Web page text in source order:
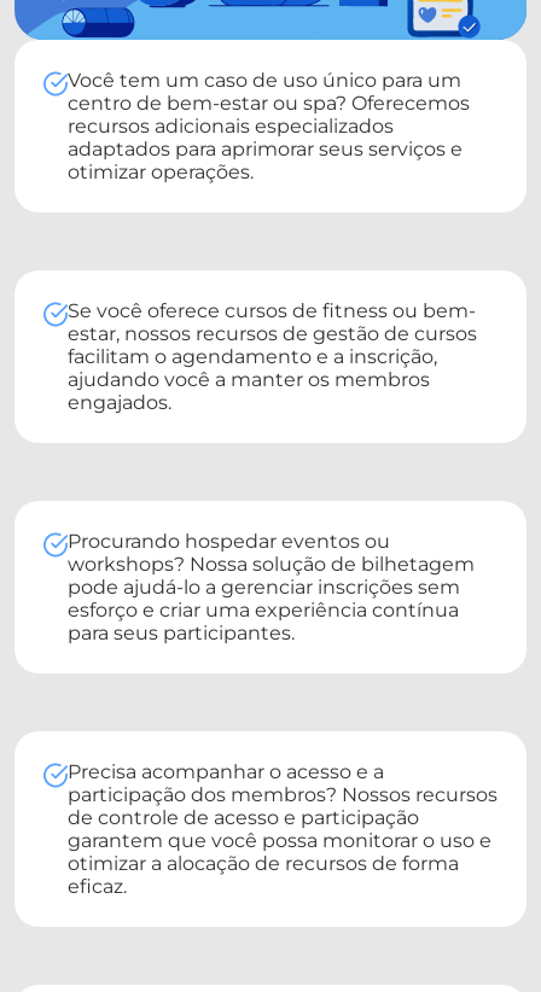
Você tem um caso de uso único para um
centro de bem-estar ou spa? Oferecemos
recursos adicionais especializados
adaptados para aprimorar seus serviços e
otimizar operações.
Se você oferece cursos de fitness ou bem-
estar, nossos recursos de gestão de cursos
facilitam o agendamento e a inscrição,
ajudando você a manter os membros
engajados.
Procurando hospedar eventos ou
workshops? Nossa solução de bilhetagem
pode ajudá-lo a gerenciar inscrições sem
esforço e criar uma experiência contínua
para seus participantes.
Precisa acompanhar o acesso e a
participação dos membros? Nossos recursos
de controle de acesso e participação
garantem que você possa monitorar o uso e
otimizar a alocação de recursos de forma
eficaz.